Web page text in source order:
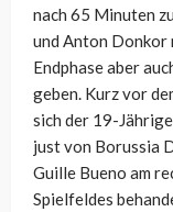
nach 65 Minuten
und Anton Donkor
Endphase aber
geben. Kurz vor
sich der 19-
just von Borussia
Guille Bueno am
Spielfeldes